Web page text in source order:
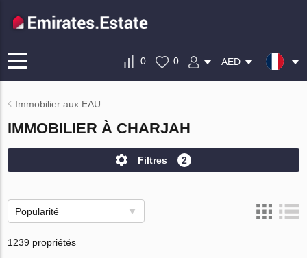
0 0 AED
Immobilier aux EAU
IMMOBILIER À CHARJAH
Filtres 2
Popularité
1239 propriétés